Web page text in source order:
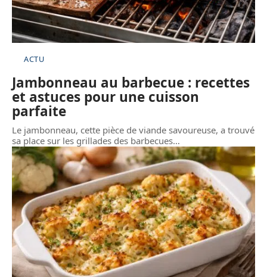
ACTU
Jambonneau au barbecue : recettes
et astuces pour une cuisson
parfaite
Le jambonneau, cette pièce de viande savoureuse, a trouvé
sa place sur les grillades des barbecues…